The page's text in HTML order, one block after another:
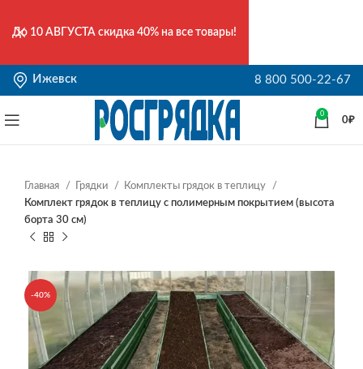
Ижевск 8 800 500-22-67
0
0₽
Главная Грядки
Комплекты грядок в теплицу
Комплект грядок в теплицу с полимерным покрытием (высота
борта 30 см)
-40%
До 10 АВГУСТА скидка 40% на все товары!